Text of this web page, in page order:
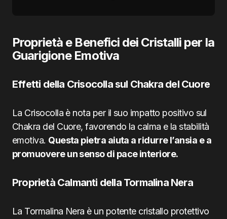
Proprietà e Benefici dei Cristalli per la
Guarigione Emotiva
Effetti della Crisocolla sul Chakra del Cuore
La Crisocolla è nota per il suo impatto positivo sul
Chakra del Cuore, favorendo la calma e la stabilità
emotiva. Questa pietra aiuta a ridurre l’ansia e a
promuovere un senso di pace interiore.
Proprietà Calmanti della Tormalina Nera
La Tormalina Nera è un potente cristallo protettivo